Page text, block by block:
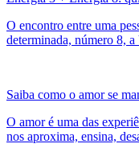
O encontro entre uma
determinada, número 8,
Saiba como o amor se
O amor é uma das
nos aproxima, ensina,